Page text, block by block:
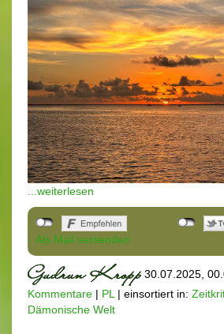
...weiterlesen
Als Mail versenden
30.07.2025,
Kommentare | PL | einsortiert in:
Dämonische Welt